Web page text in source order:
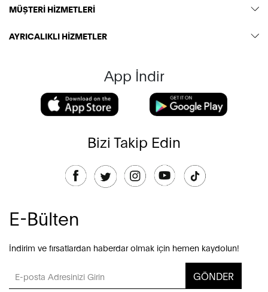
MÜŞTERİ HİZMETLERİ
AYRICALIKLI HİZMETLER
App İndir
Bizi Takip Edin
E-Bülten
İndirim ve fırsatlardan haberdar olmak için hemen kaydolun!
GÖNDER